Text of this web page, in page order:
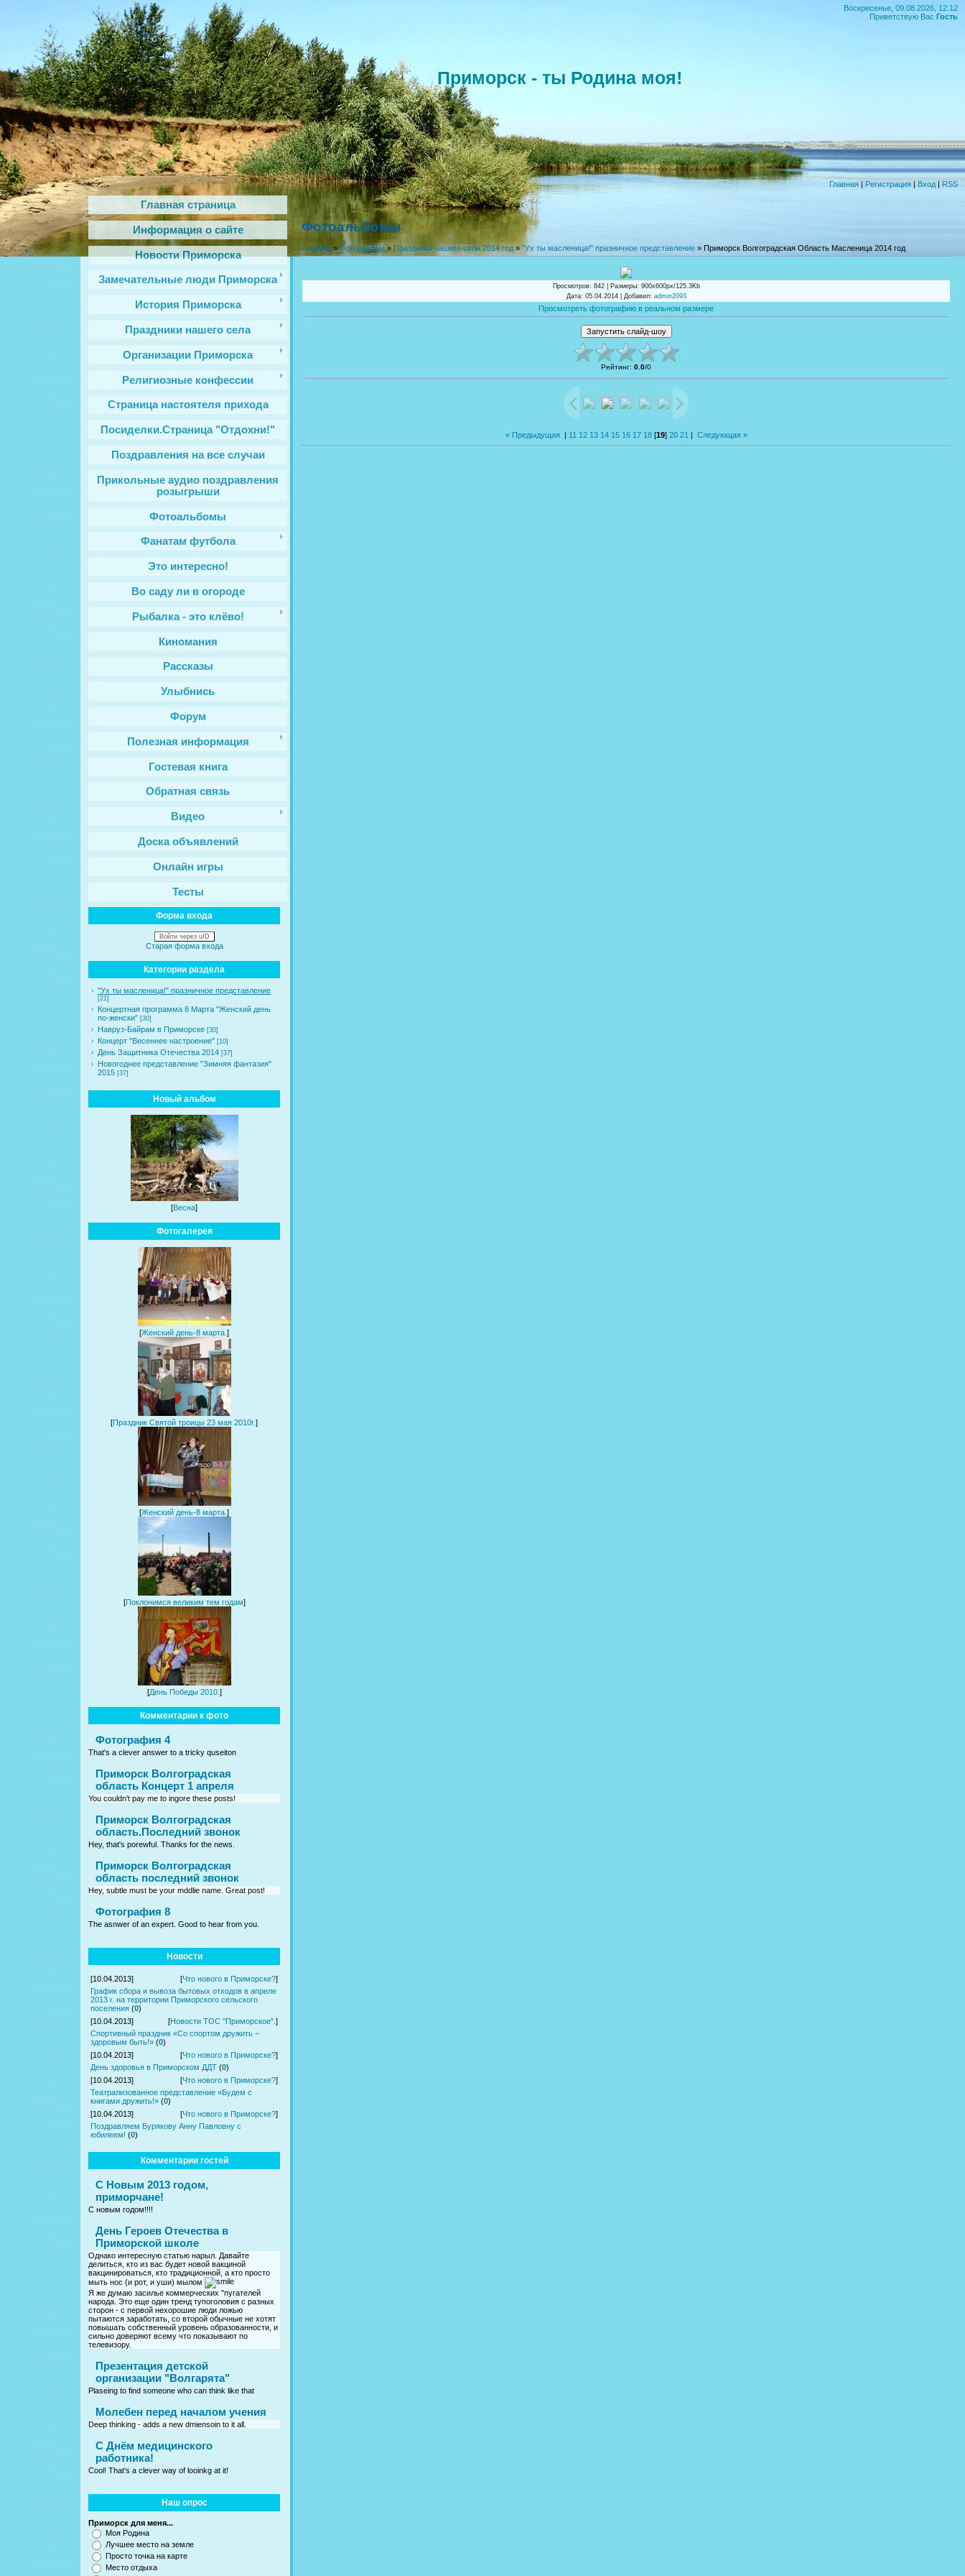
Воскресенье, 09.08.2026, 12:12
Приветствую Вас Гость
Приморск - ты Родина моя!
Главная|Регистрация|Вход|RSS
Главная страница
Информация о сайте
Новости Приморска
Замечательные люди Приморска
История Приморска
Праздники нашего села
Организации Приморска
Религиозные конфессии
Cтраница настоятеля прихода
Посиделки.Страница "Отдохни!"
Поздравления на все случаи
Прикольные аудио поздравления
розыгрыши
Фотоальбомы
Фанатам футбола
Это интересно!
Во саду ли в огороде
Рыбалка - это клёво!
Киномания
Рассказы
Улыбнись
Форум
Полезная информация
Гостевая книга
Обратная связь
Видео
Доска объявлений
Онлайн игры
Тесты
Форма входа
Войти через uID
Старая форма входа
Категории раздела
"Ух ты масленица!" празничное представление
[21]
Концертная программа 8 Марта "Женский день
по-женски" [30]
Навруз-Байрам в Приморске [30]
Концерт "Весеннее настроение" [10]
День Защитника Отечества 2014 [37]
Новогоднее представление "Зимняя фантазия"
2015 [37]
Новый альбом
[Весна]
Фотогалерея
[Женский день-8 марта. ]
[Праздник Святой троицы 23 мая 2010г.]
[Женский день-8 марта. ]
[Поклонимся великим тем годам]
[День Победы 2010. ]
Комментарии к фото
Фотография 4
That's a clever answer to a tricky quseiton
Приморск Волгоградская
область Концерт 1 апреля
You couldn't pay me to ingore these posts!
Приморск Волгоградская
область.Последний звонок
Hey, that's porewful. Thanks for the news.
Приморск Волгоградская
область последний звонок
Hey, subtle must be your mddlie name. Great post!
Фотография 8
The asnwer of an expert. Good to hear from you.
Новости
[10.04.2013] [Что нового в Приморске?]
График сбора и вывоза бытовых отходов в апреле
2013 г. на территории Приморского сельского
поселения (0)
[10.04.2013]
[Новости ТОС "Приморское". ]
Спортивный праздник «Со спортом дружить –
здоровым быть!» (0)
[10.04.2013]
[Что нового в Приморске?]
День здоровья в Приморском ДДТ (0)
[10.04.2013]
[Что нового в Приморске?]
Театрализованное представление «Будем с
книгами дружить!» (0)
[10.04.2013]
[Что нового в Приморске?]
Поздравляем Бурякову Анну Павловну с
юбилеем! (0)
Комментарии гостей
С Новым 2013 годом,
приморчане!
С новым годом!!!!
День Героев Отечества в
Приморской школе
Однако интересную статью нарыл. Давайте
делиться, кто из вас будет новой вакциной
вакцинироваться, кто традиционной, а кто просто
мыть нос (и рот, и уши) мылом
Я же думаю засилье коммерческих "пугателей
народа. Это еще один тренд тупоголовия с разных
сторон - с первой нехорошие люди ложью
пытаются заработать, со второй обычные не хотят
повышать собственный уровень образованности, и
сильно доверяют всему что показывают по
телевизору.
Презентация детской
организации "Волгарята"
Plaseing to find someone who can think like that
Молебен перед началом учения
Deep thinking - adds a new dmiensoin to it all.
C Днём медицинского
работника!
Cool! That's a clever way of looinkg at it!
Наш опрос
Приморск для меня...
Моя Родина
Лучшее место на земле
Просто точка на карте
Место отдыха
Фотоальбомы
Главная»Фотоальбом»Праздники нашего села 2014 год»"Ух ты масленица!" празничное представление » Приморск Волгоградская Область Масленица 2014 год
Просмотров: 842 | Размеры: 900x600px/125.3Kb
Дата: 05.04.2014 | Добавил: admin2093
Просмотреть фотографию в реальном размере
Рейтинг: 0.0/0
« Предыдущая| 11 12 13 14 15 16 17 18[19] 20 21 | Следующая »